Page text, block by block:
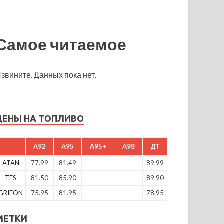
читаемое
Данных пока нет.
НА ТОПЛИВО
A92 A95 A95+ A98 ДТ
ATAN 77.99 81.49
89.99
TES
81.50 85.90
89.90
75.95 81.95 78.95